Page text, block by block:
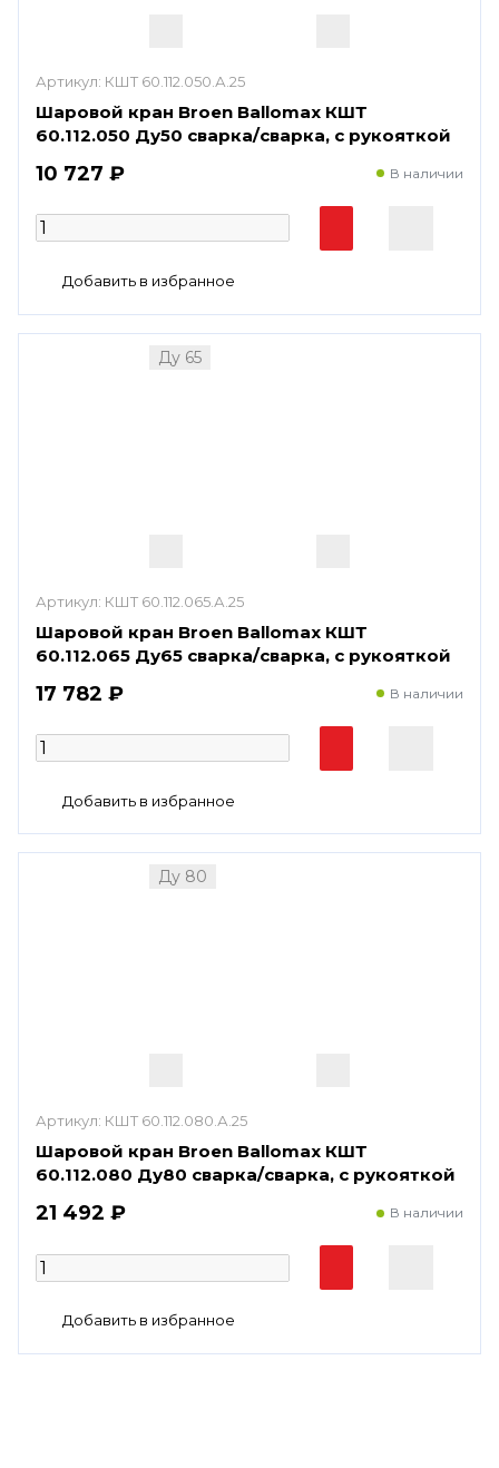
Артикул: КШТ 60.112.050.А.25
Шаровой кран Broen Ballomax КШТ
60.112.050 Ду50 сварка/сварка, с рукояткой
10 727 ₽ В наличии
Ду 65
Артикул: КШТ 60.112.065.А.25
Шаровой кран Broen Ballomax КШТ
60.112.065 Ду65 сварка/сварка, с рукояткой
17 782 ₽ В наличии
Ду 80
Артикул: КШТ 60.112.080.А.25
Шаровой кран Broen Ballomax КШТ
60.112.080 Ду80 сварка/сварка, с рукояткой
21 492 ₽ В наличии